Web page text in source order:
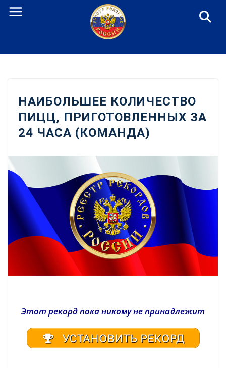
Перейти
НАИБОЛЬШЕЕ КОЛИЧЕСТВО
ПИЦЦ, ПРИГОТОВЛЕННЫХ ЗА
24 ЧАСА (КОМАНДА)
Этот рекорд пока никому не принадлежит
УСТАНОВИТЬ РЕКОРД